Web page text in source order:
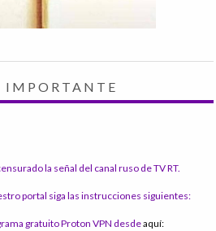
IMPORTANTE
la señal del canal ruso de TV RT.
portal siga las instrucciones siguientes:
gratuito Proton VPN desdeaquí: